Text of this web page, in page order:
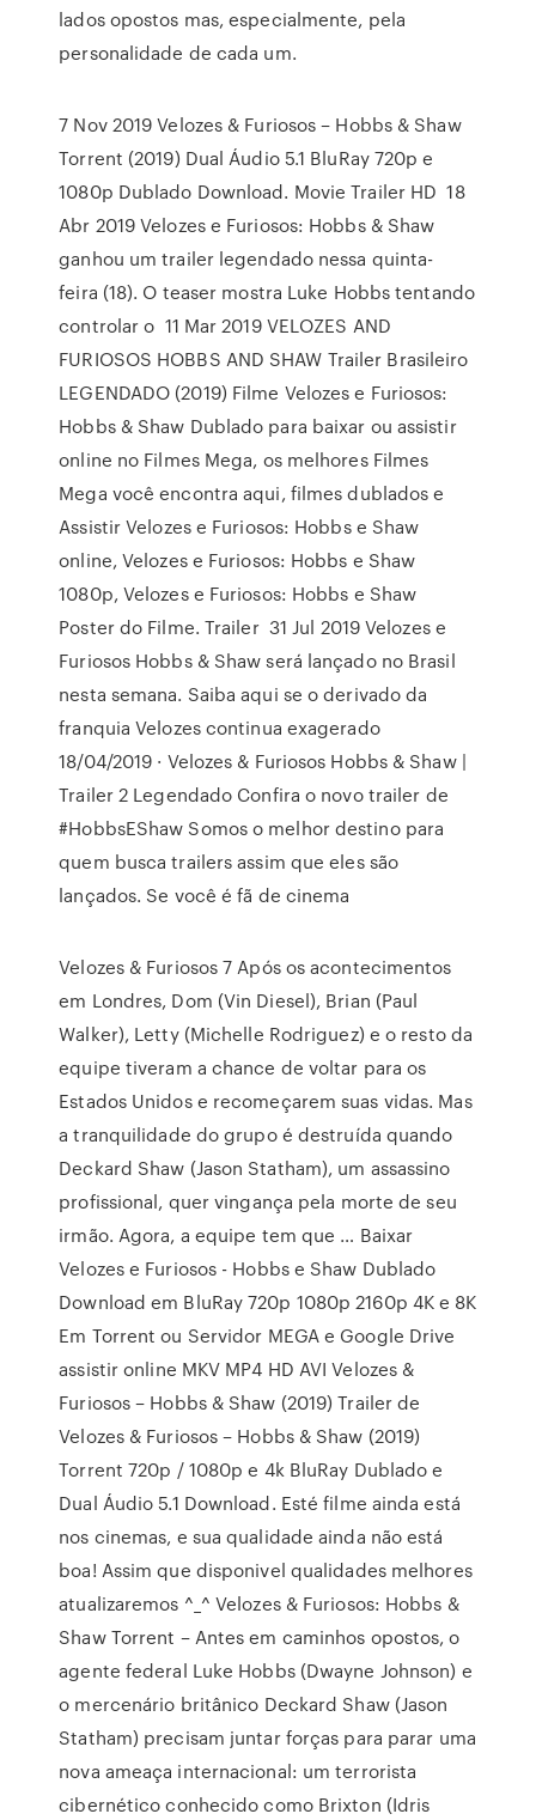
lados opostos mas, especialmente, pela
personalidade de cada um.
7 Nov 2019 Velozes & Furiosos – Hobbs & Shaw
Torrent (2019) Dual Áudio 5.1 BluRay 720p e
1080p Dublado Download. Movie Trailer HD 18
Abr 2019 Velozes e Furiosos: Hobbs & Shaw
ganhou um trailer legendado nessa quinta-
feira (18). O teaser mostra Luke Hobbs tentando
controlar o 11 Mar 2019 VELOZES AND
FURIOSOS HOBBS AND SHAW Trailer Brasileiro
LEGENDADO (2019) Filme Velozes e Furiosos:
Hobbs & Shaw Dublado para baixar ou assistir
online no Filmes Mega, os melhores Filmes
Mega você encontra aqui, filmes dublados e
Assistir Velozes e Furiosos: Hobbs e Shaw
online, Velozes e Furiosos: Hobbs e Shaw
1080p, Velozes e Furiosos: Hobbs e Shaw
Poster do Filme. Trailer 31 Jul 2019 Velozes e
Furiosos Hobbs & Shaw será lançado no Brasil
nesta semana. Saiba aqui se o derivado da
franquia Velozes continua exagerado
18/04/2019 · Velozes & Furiosos Hobbs & Shaw |
Trailer 2 Legendado Confira o novo trailer de
#HobbsEShaw Somos o melhor destino para
quem busca trailers assim que eles são
lançados. Se você é fã de cinema
Velozes & Furiosos 7 Após os acontecimentos
em Londres, Dom (Vin Diesel), Brian (Paul
Walker), Letty (Michelle Rodriguez) e o resto da
equipe tiveram a chance de voltar para os
Estados Unidos e recomeçarem suas vidas. Mas
a tranquilidade do grupo é destruída quando
Deckard Shaw (Jason Statham), um assassino
profissional, quer vingança pela morte de seu
irmão. Agora, a equipe tem que … Baixar
Velozes e Furiosos - Hobbs e Shaw Dublado
Download em BluRay 720p 1080p 2160p 4K e 8K
Em Torrent ou Servidor MEGA e Google Drive
assistir online MKV MP4 HD AVI Velozes &
Furiosos – Hobbs & Shaw (2019) Trailer de
Velozes & Furiosos – Hobbs & Shaw (2019)
Torrent 720p / 1080p e 4k BluRay Dublado e
Dual Áudio 5.1 Download. Esté filme ainda está
nos cinemas, e sua qualidade ainda não está
boa! Assim que disponivel qualidades melhores
atualizaremos ^_^ Velozes & Furiosos: Hobbs &
Shaw Torrent – Antes em caminhos opostos, o
agente federal Luke Hobbs (Dwayne Johnson) e
o mercenário britânico Deckard Shaw (Jason
Statham) precisam juntar forças para parar uma
nova ameaça internacional: um terrorista
cibernético conhecido como Brixton (Idris